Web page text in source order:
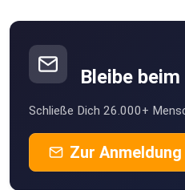
Bleibe
Schließe Dich 26.000+
Zur Anmeldung